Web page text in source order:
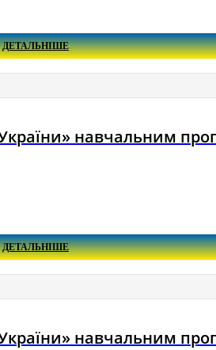
ДЕТАЛЬНІШЕ
навчальним
ДЕТАЛЬНІШЕ
навчальним